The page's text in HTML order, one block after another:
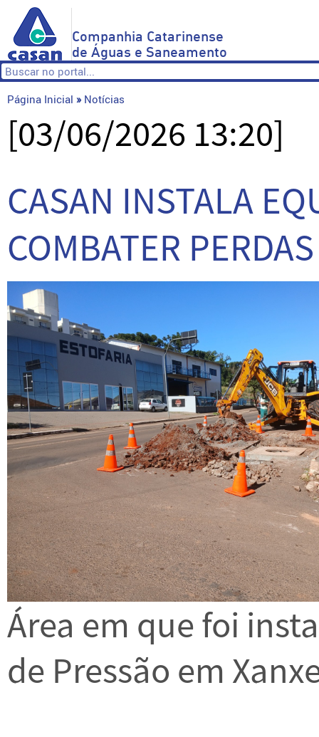
Companhia Catarinense
de Águas e Saneamento
Página Inicial » Notícias
[03/06/2026 13:20]
CASAN INSTALA
COMBATER
Área em que foi
de Pressão em